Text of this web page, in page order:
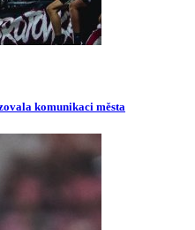
komunikaci města